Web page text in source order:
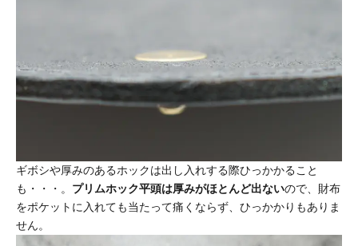
ギボシや厚みのあるホックは出し入れする際ひっかかること
も・・・。 プリムホック平頭は厚みがほとんど出ないので、財布
をポケットに入れても当たって痛くならず、ひっかかりもありま
せん。